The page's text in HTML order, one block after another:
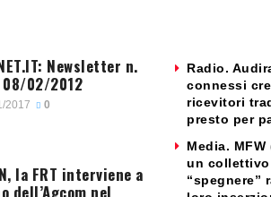
Newsletter n.
02/2012
2017 0
la FRT interviene a
dell’Agcom nel
Radio.
connessi
ricevitori
presto per
Media.
un
“spegnere”